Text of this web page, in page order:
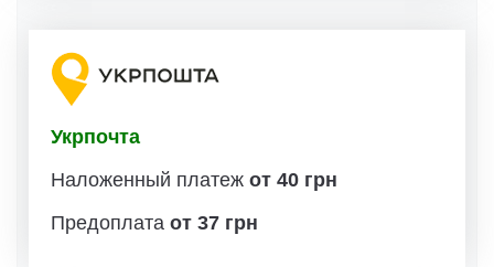
Укрпочта
Наложенный платеж от 40 грн
Предоплата от 37 грн